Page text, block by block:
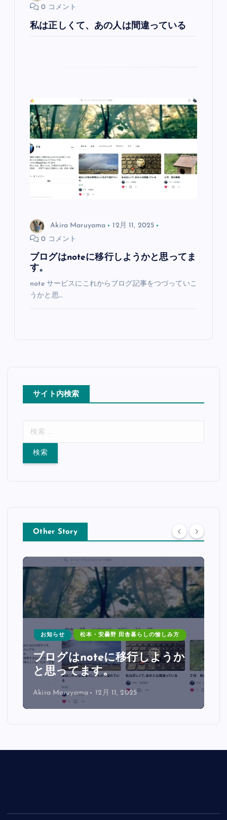
0 コメント
私は正しくて、あの人は間違っている
Akira Maruyama
12月 11, 2025
0 コメント
ブログはnoteに移行しようかと思ってま
す。
note サービスにこれからブログ記事をつづっていこ
うかと思…
サイト内検索
Other Story
お知らせ 松本・安曇野 田舎暮らしの愉しみ方
ブログはnoteに移行しようか
と思ってます。
Akira Maruyama 12月 11, 2025